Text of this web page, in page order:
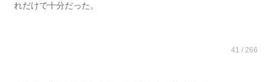
れだけで十分だった。
41 / 266